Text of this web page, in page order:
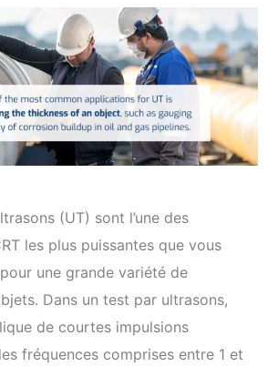
(UT) sont l’une des
les plus puissantes que vous
une grande variété de
Dans un test par ultrasons,
de courtes impulsions
fréquences comprises entre 1 et